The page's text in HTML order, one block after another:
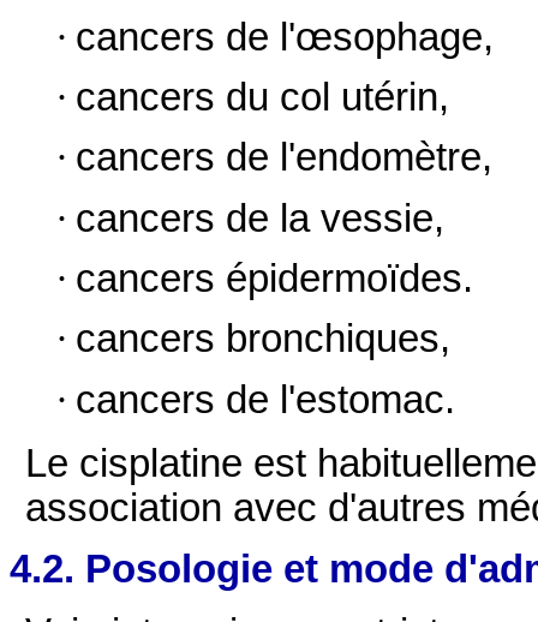
· cancers de l'œsophage,
· cancers du col utérin,
· cancers de l'endomètre,
· cancers de la vessie,
· cancers épidermoïdes.
· cancers bronchiques,
· cancers de l'estomac.
Le cisplatine est
association avec d'autres
4.2. Posologie et mode